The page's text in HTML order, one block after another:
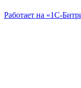
Работает на «1С-